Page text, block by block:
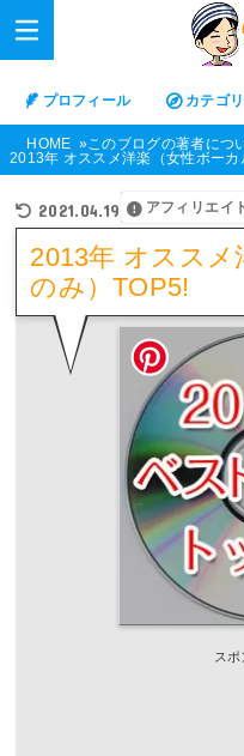
プロフィール カテゴ
HOME このブログの著者につ
2013年 オススメ洋楽（女性ボーカ
2021.04.19 アフィリエイ
2013年 オススメ
のみ）TOP5!
スポ